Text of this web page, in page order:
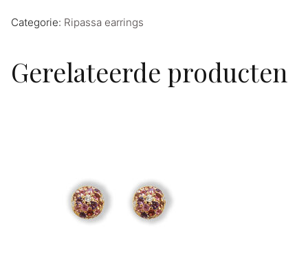
Categorie: Ripassa earrings
Gerelateerde producten